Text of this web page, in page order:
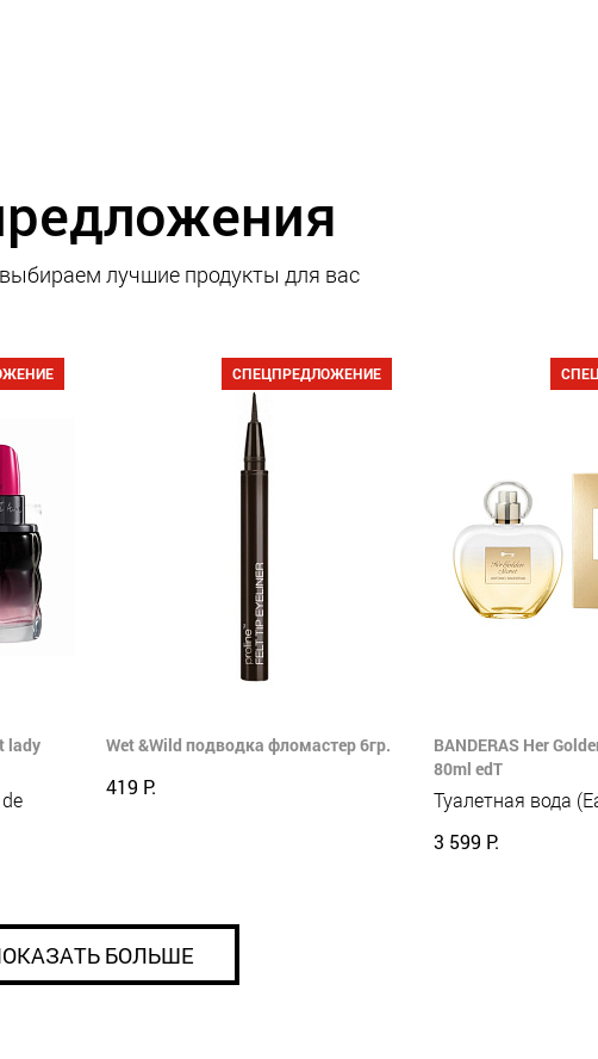
лучшие продукты для вас
lady
СПЕЦПРЕДЛОЖЕНИЕ
Wet &Wild подводка фломастер 6гр.
419 Р.
BANDERAS Her
80ml edT
Туалетная вода
3 599 Р.
БОЛЬШЕ